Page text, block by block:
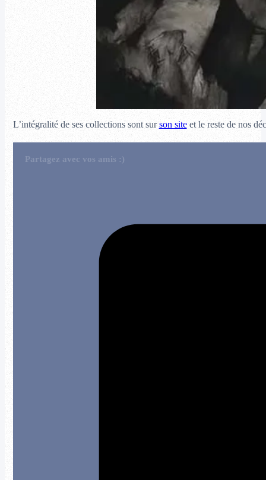
L’intégralité de ses collections sont surson siteet le reste de nos
Partagez avec vos amis :)